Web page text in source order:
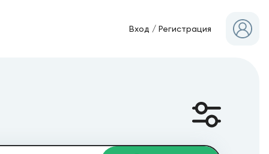
Вход /Регистрация